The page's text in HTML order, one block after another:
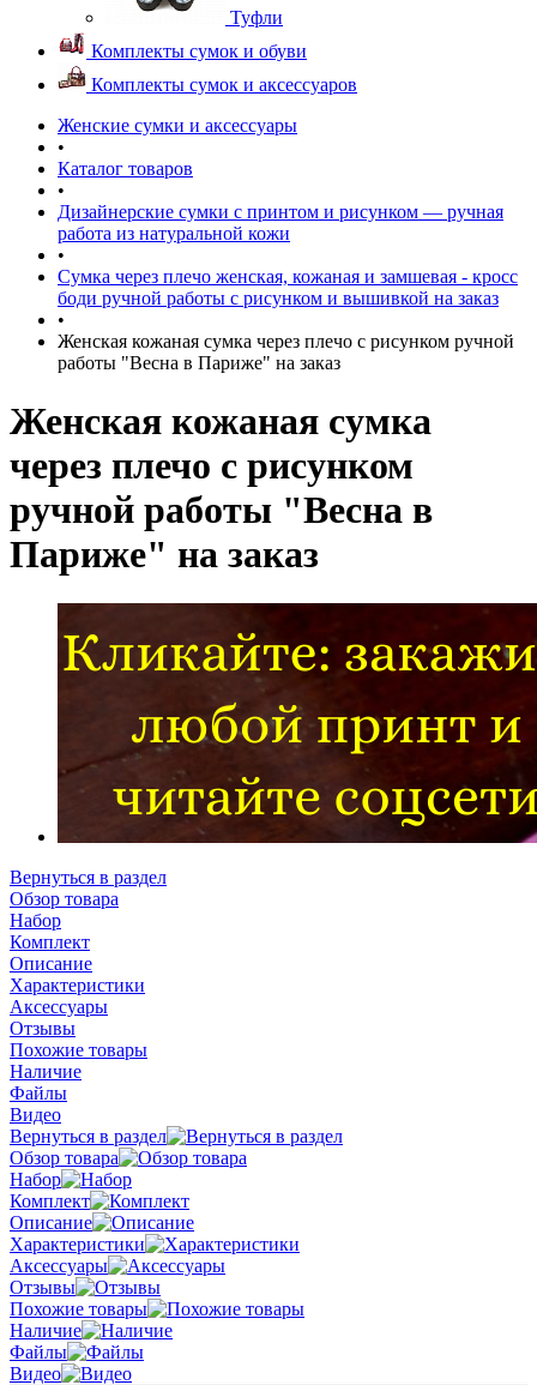
Туфли
Комплекты сумок и обуви
Комплекты сумок и аксессуаров
Женские сумки и аксессуары
•
Каталог товаров
•
Дизайнерские сумки с принтом и рисунком — ручная
работа из натуральной кожи
•
Сумка через плечо женская, кожаная и замшевая - кросс
боди ручной работы с рисунком и вышивкой на заказ
•
Женская кожаная сумка через плечо с рисунком ручной
работы "Весна в Париже" на заказ
Женская кожаная сумка
через плечо с рисунком
ручной работы "Весна в
Париже" на заказ
Вернуться в раздел
Обзор товара
Набор
Комплект
Описание
Характеристики
Аксессуары
Отзывы
Похожие товары
Наличие
Файлы
Видео
Вернуться в раздел
Обзор товара
Набор
Комплект
Описание
Характеристики
Аксессуары
Отзывы
Похожие товары
Наличие
Файлы
Видео